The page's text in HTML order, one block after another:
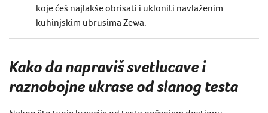
koje ćeš najlakše obrisati i ukloniti navlaženim
kuhinjskim ubrusima Zewa.
Kako da napraviš svetlucave i
raznobojne ukrase od slanog testa